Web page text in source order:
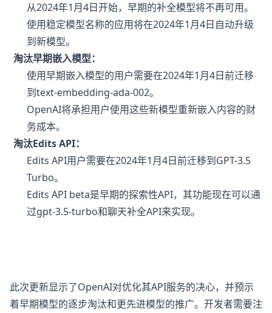
从2024年1月4日开始，早期的补全模型将不再可用。
使用稳定模型名称的应用将在2024年1月4日自动升级
到新模型。
淘汰早期嵌入模型：
使用早期嵌入模型的用户需要在2024年1月4日前迁移
到text-embedding-ada-002。
OpenAI将承担用户使用这些新模型重新嵌入内容的财
务成本。
淘汰Edits API：
Edits API用户需要在2024年1月4日前迁移到GPT-3.5
Turbo。
Edits API beta是早期的探索性API，其功能现在可以通
过gpt-3.5-turbo和聊天补全API来实现。
此次更新显示了OpenAI对优化其API服务的决心，并预示
着早期模型的逐步淘汰和更先进模型的推广。开发者需要注